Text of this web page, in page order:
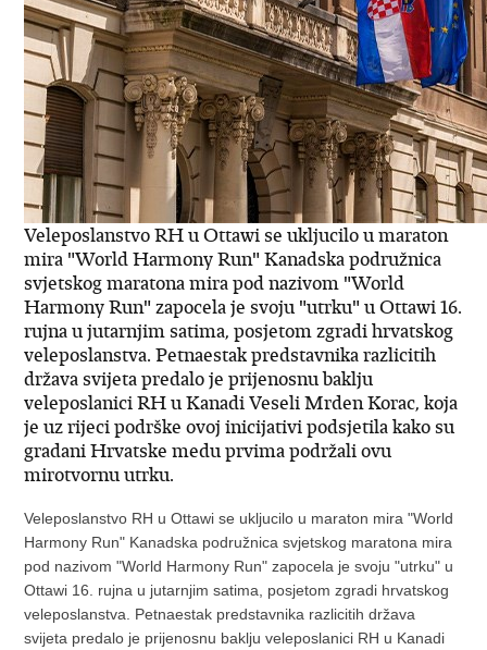
Veleposlanstvo RH u Ottawi se ukljucilo u maraton
mira "World Harmony Run" Kanadska podružnica
svjetskog maratona mira pod nazivom "World
Harmony Run" zapocela je svoju "utrku" u Ottawi 16.
rujna u jutarnjim satima, posjetom zgradi hrvatskog
veleposlanstva. Petnaestak predstavnika razlicitih
država svijeta predalo je prijenosnu baklju
veleposlanici RH u Kanadi Veseli Mrden Korac, koja
je uz rijeci podrške ovoj inicijativi podsjetila kako su
gradani Hrvatske medu prvima podržali ovu
mirotvornu utrku.
Veleposlanstvo RH u Ottawi se ukljucilo u maraton mira "World
Harmony Run" Kanadska podružnica svjetskog maratona mira
pod nazivom "World Harmony Run" zapocela je svoju "utrku" u
Ottawi 16. rujna u jutarnjim satima, posjetom zgradi hrvatskog
veleposlanstva. Petnaestak predstavnika razlicitih država
svijeta predalo je prijenosnu baklju veleposlanici RH u Kanadi